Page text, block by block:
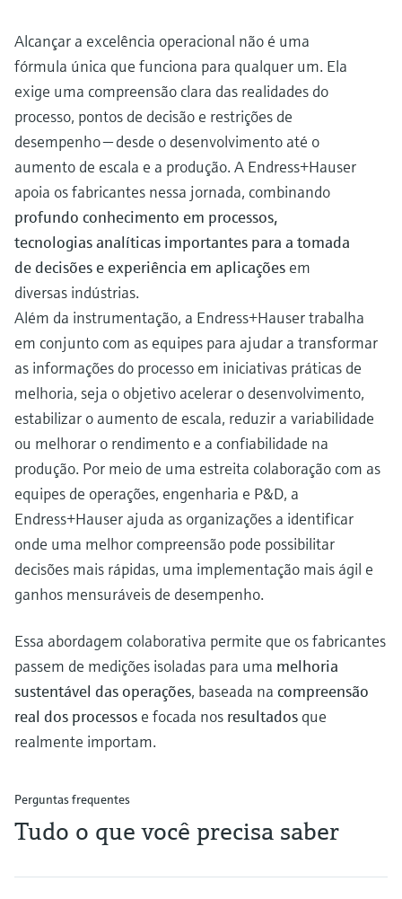
Alcançar a excelência operacional não é uma
fórmula única que funciona para qualquer um. Ela
exige uma compreensão clara das realidades do
processo, pontos de decisão e restrições de
desempenho — desde o desenvolvimento até o
aumento de escala e a produção. A Endress+Hauser
apoia os fabricantes nessa jornada, combinando
profundo conhecimento em processos,
tecnologias analíticas importantes para a tomada
de decisões e experiência em aplicações em
diversas indústrias.
Além da instrumentação, a Endress+Hauser trabalha
em conjunto com as equipes para ajudar a transformar
as informações do processo em iniciativas práticas de
melhoria, seja o objetivo acelerar o desenvolvimento,
estabilizar o aumento de escala, reduzir a variabilidade
ou melhorar o rendimento e a confiabilidade na
produção. Por meio de uma estreita colaboração com as
equipes de operações, engenharia e P&D, a
Endress+Hauser ajuda as organizações a identificar
onde uma melhor compreensão pode possibilitar
decisões mais rápidas, uma implementação mais ágil e
ganhos mensuráveis de desempenho.
Essa abordagem colaborativa permite que os fabricantes
passem de medições isoladas para uma melhoria
sustentável das operações, baseada na compreensão
real dos processos e focada nos resultados que
realmente importam.
Perguntas frequentes
Tudo o que você precisa saber